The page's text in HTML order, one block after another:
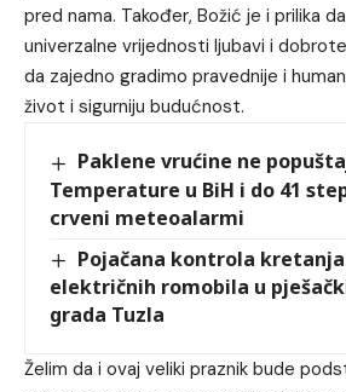
pred nama. Također, Božić je i prilika
univerzalne vrijednosti ljubavi i
da zajedno gradimo pravednije i
život i sigurniju budućnost.
Paklene vrućine ne
Temperature u BiH i do 41
crveni meteoalarmi
Pojačana kontrola
električnih romobila u
grada Tuzla
Želim da i ovaj veliki praznik bude